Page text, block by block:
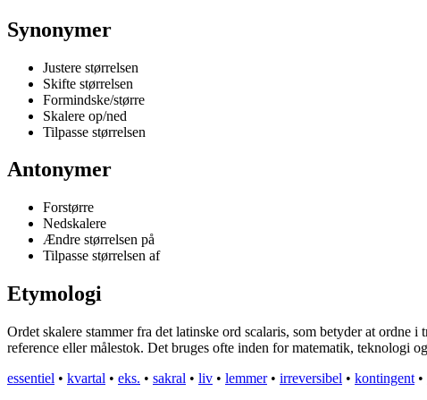
Synonymer
Justere størrelsen
Skifte størrelsen
Formindske/større
Skalere op/ned
Tilpasse størrelsen
Antonymer
Forstørre
Nedskalere
Ændre størrelsen på
Tilpasse størrelsen af
Etymologi
Ordet skalere stammer fra det latinske ord scalaris, som betyder at
reference eller målestok. Det bruges ofte inden for matematik, teknologi
essentiel • kvartal • eks. • sakral • liv • lemmer• irreversibel • kontingent •